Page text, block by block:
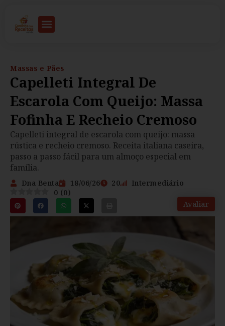
Massas e Pães
Capelleti Integral De
Escarola Com Queijo: Massa
Fofinha E Recheio Cremoso
Capelleti integral de escarola com queijo: massa
rústica e recheio cremoso. Receita italiana caseira,
passo a passo fácil para um almoço especial em
família.
Dna Benta 18/06/26 20
Intermediário
0 (0)
Avaliar